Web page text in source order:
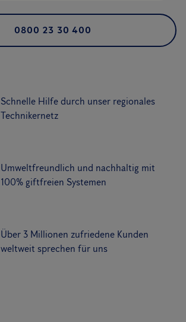
0800 23 30 400
Schnelle Hilfe durch unser regionales
Technikernetz
Umweltfreundlich und nachhaltig mit
100% giftfreien Systemen
Über 3 Millionen zufriedene Kunden
weltweit sprechen für uns